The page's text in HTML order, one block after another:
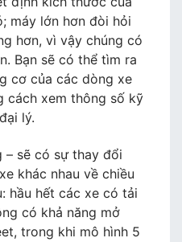
máy lớn hơn đòi hỏi
hơn, vì vậy chúng có
Bạn sẽ có thể tìm ra
cơ của các dòng xe
cách xem thông số kỹ
lý.
– sẽ có sự thay đổi
khác nhau về chiều
hầu hết các xe có tải
có khả năng mở
trong khi mô hình 5